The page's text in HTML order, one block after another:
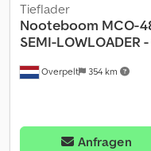
Overpelt 354 km
Tieflader
Nooteboom MCO-
SEMI-LOWLOADER
Anfragen